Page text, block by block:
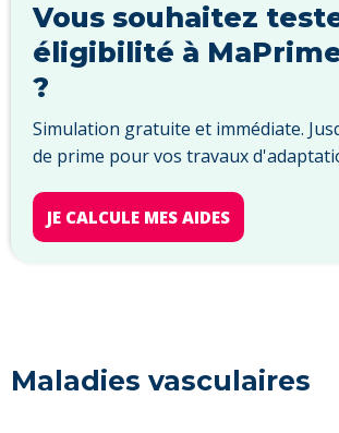
Vous souhaitez
éligibilité à
?
Simulation gratuite et immédiate.
de prime pour vos travaux
JE CALCULE MES AIDES
Maladies vasculaires